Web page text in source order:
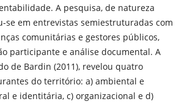
A pesquisa, de natureza
se em entrevistas semiestruturadas com
comunitárias e gestores públicos,
participante e análise documental. A
de Bardin (2011), revelou quatro
do território: a) ambiental e
e identitária, c) organizacional e d)